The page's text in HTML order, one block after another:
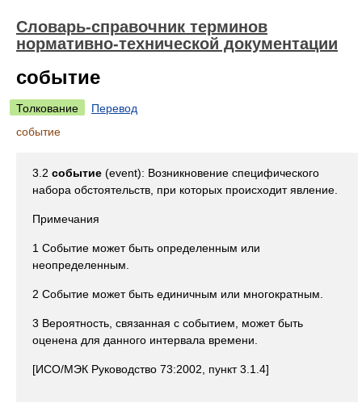
Словарь-справочник терминов
нормативно-технической документации
событие
Толкование
Перевод
событие
3.2 событие (event): Возникновение специфического
набора обстоятельств, при которых происходит явление.
Примечания
1 Событие может быть определенным или
неопределенным.
2 Событие может быть единичным или многократным.
3 Вероятность, связанная с событием, может быть
оценена для данного интервала времени.
[ИСО/МЭК Руководство 73:2002, пункт 3.1.4]